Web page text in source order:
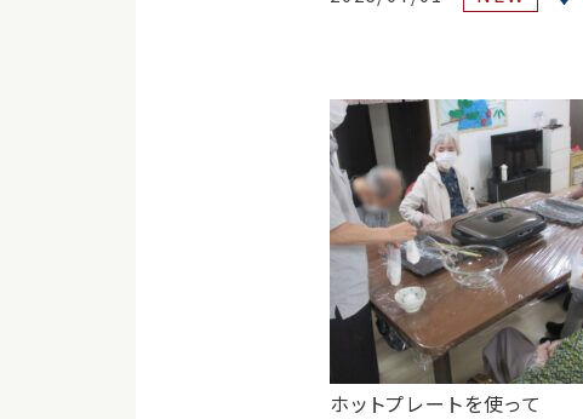
ホットプレートを使って